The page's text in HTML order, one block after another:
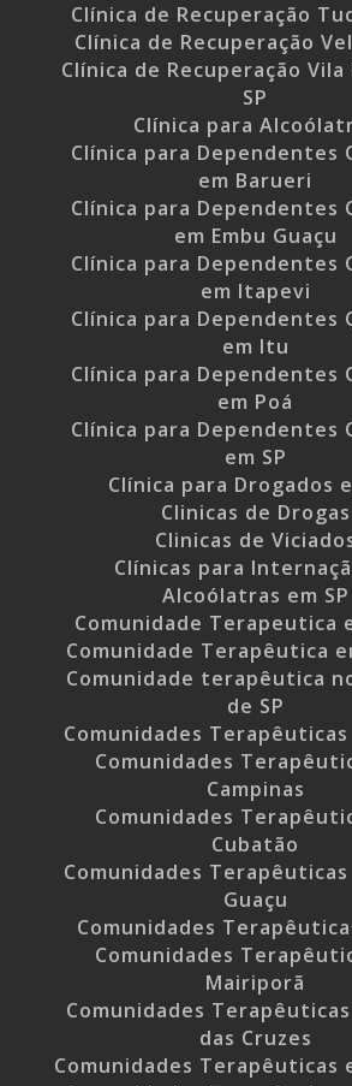
Clínica de Recuperação
Clínica de Recuperação
Clínica de Recuperação
SP
Clínica para
Clínica para Dependentes
em Barueri
Clínica para Dependentes
em Embu Guaçu
Clínica para Dependentes
em Itapevi
Clínica para Dependentes
em Itu
Clínica para Dependentes
em Poá
Clínica para Dependentes
em SP
Clínica para Drogados
Clinicas de Drogas
Clinicas de
Clínicas para
Alcoólatras em SP
Comunidade Terapeutica
Comunidade Terapêutica
Comunidade terapêutica
de SP
Comunidades
Comunidades
Campinas
Comunidades
Cubatão
Comunidades Terapêuticas
Guaçu
Comunidades
Comunidades
Mairiporã
Comunidades
das Cruzes
Comunidades Terapêuticas